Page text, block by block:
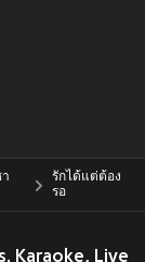
รักได้แต่ต้อง
รอ
Karaoke, Live